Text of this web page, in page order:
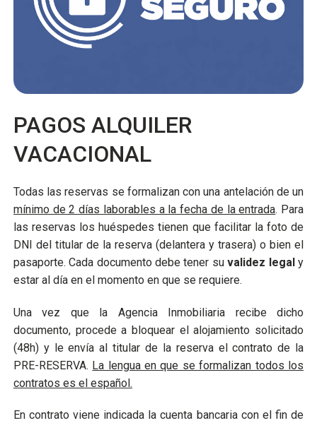
PAGOS ALQUILER
VACACIONAL
Todas las reservas se formalizan con una antelación de un
mínimo de 2 días laborables a la fecha de la entrada. Para
las reservas los huéspedes tienen que facilitar la foto de
DNI del titular de la reserva (delantera y trasera) o bien el
pasaporte. Cada documento debe tener suvalidez legal y
estar al día en el momento en que se requiere.
Una vez que la Agencia Inmobiliaria recibe dicho
documento, procede a bloquear el alojamiento solicitado
(48h) y le envía al titular de la reserva el contrato de la
PRE-RESERVA. La lengua en que se formalizan todos los
contratos es el español.
En contrato viene indicada la cuenta bancaria con el fin de